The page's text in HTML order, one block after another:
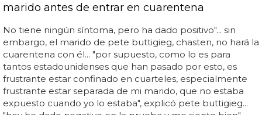
marido antes de entrar en cuarentena
No tiene ningún síntoma, pero ha dado positivo"... sin
embargo, el marido de pete buttigieg, chasten, no hará la
cuarentena con él... "por supuesto, como lo es para
tantos estadounidenses que han pasado por esto, es
frustrante estar confinado en cuarteles, especialmente
frustrante estar separada de mi marido, que no estaba
expuesto cuando yo lo estaba", explicó pete buttigieg...